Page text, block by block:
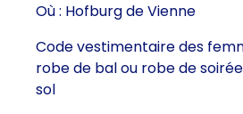
Où : Hofburg de Vienne
Code vestimentaire des
robe de bal ou robe de
sol